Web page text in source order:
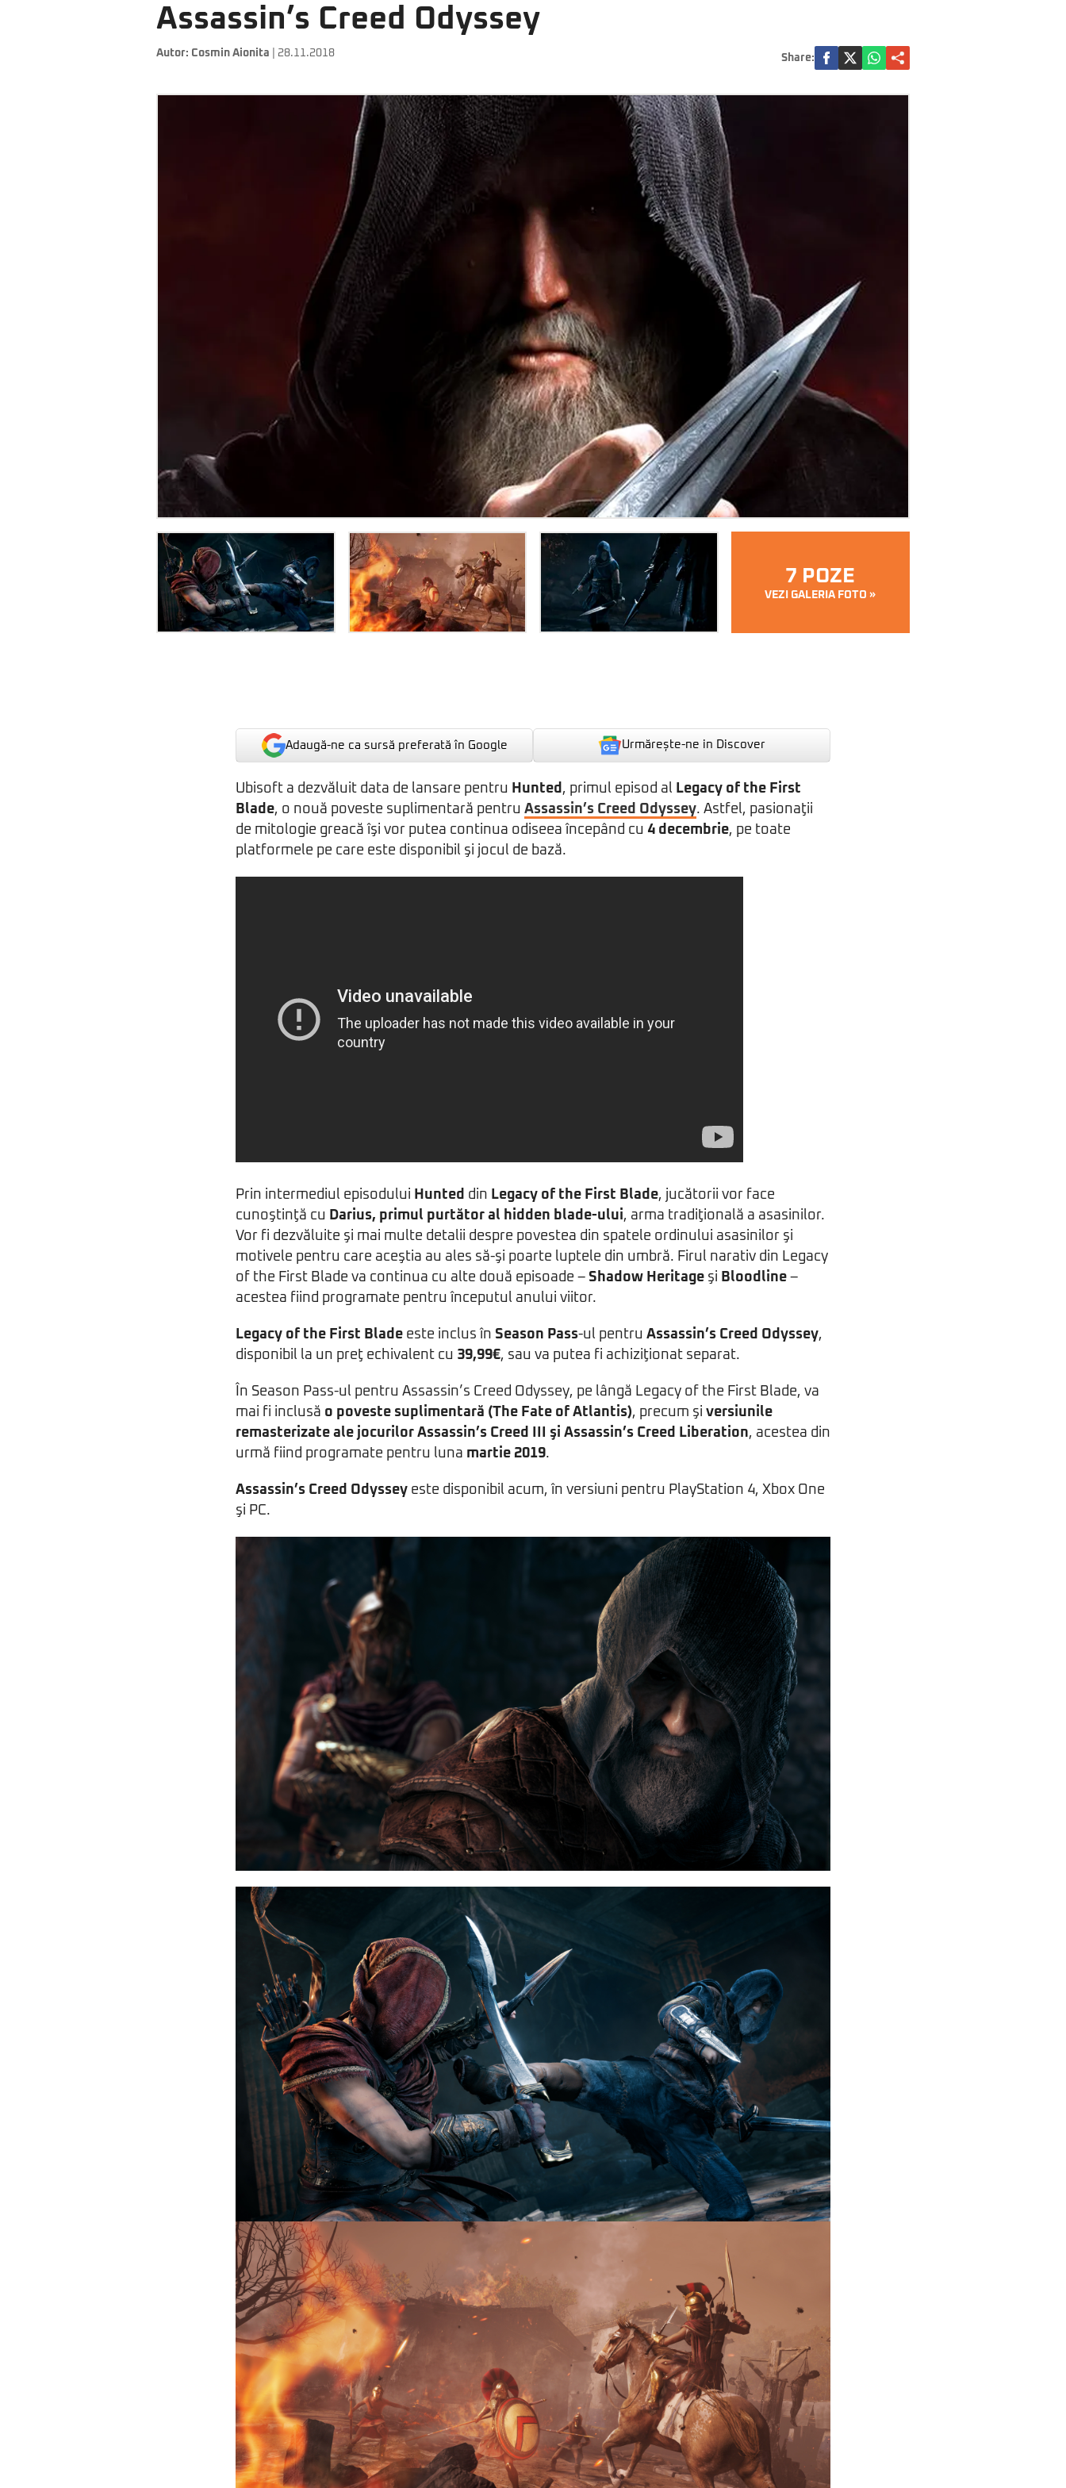
Assassin’s Creed Odyssey
Autor: Cosmin Aionita | 28.11.2018 Share:
7 POZE
VEZI GALERIA FOTO »
Adaugă-ne ca sursă preferată în Google Urmărește-ne in Discover
Ubisoft a dezvăluit data de lansare pentru Hunted , primul episod al Legacy of the First
Blade, o nouă poveste suplimentară pentru Assassin’s Creed Odyssey. Astfel, pasionaţii
de mitologie greacă îşi vor putea continua odiseea începând cu 4 decembrie, pe toate
platformele pe care este disponibil şi jocul de bază.
Prin intermediul episodului Hunted din Legacy of the First Blade, jucătorii vor face
cunoştinţă cu Darius, primul purtător al hidden blade-ului, arma tradiţională a asasinilor.
Vor fi dezvăluite şi mai multe detalii despre povestea din spatele ordinului asasinilor şi
motivele pentru care aceştia au ales să-şi poarte luptele din umbră. Firul narativ din Legacy
of the First Blade va continua cu alte două episoade – Shadow Heritage şi Bloodline –
acestea fiind programate pentru începutul anului viitor.
Legacy of the First Blade este inclus în Season Pass-ul pentru Assassin’s Creed Odyssey,
disponibil la un preţ echivalent cu 39,99€, sau va putea fi achiziţionat separat.
În Season Pass-ul pentru Assassin’s Creed Odyssey, pe lângă Legacy of the First Blade, va
mai fi inclusă o poveste suplimentară (The Fate of Atlantis), precum şi versiunile
remasterizate ale jocurilor Assassin’s Creed III şi Assassin’s Creed Liberation, acestea din
urmă fiind programate pentru luna martie 2019.
Assassin’s Creed Odyssey este disponibil acum, în versiuni pentru PlayStation 4, Xbox One
şi PC.